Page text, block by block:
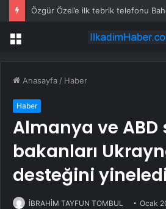
Özgür Özel’e ilk tebrik telefonu
Menü
Anasayfa / Haber
Haber
Almanya ve
bakanları
desteğini
İBRAHİM TAYFUN TOMBUL Ocak